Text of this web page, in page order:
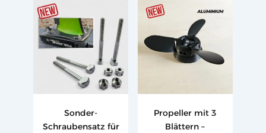
Sonder-
Schraubensatz für
Dieses
Produkt
weist
mehrere
Varianten
Propeller mit 3
Blättern –
Dieses
Produkt
weist
mehrere
Varianten
können